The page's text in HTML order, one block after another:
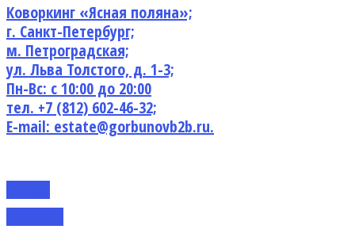
Коворкинг «Ясная поляна»;
г. Санкт-Петербург;
м. Петроградская;
ул. Льва Толстого, д. 1-3;
Пн-Вс: с 10:00 до 20:00
тел. +7 (812) 602-46-32;
E-mail: estate@gorbunovb2b.ru.